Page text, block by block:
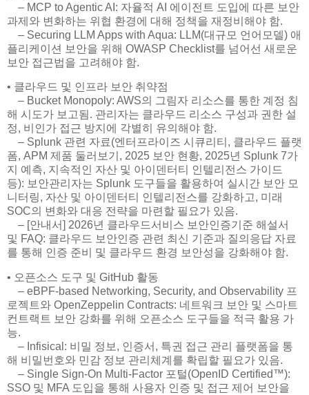
– MCP to Agentic AI: 자율적 AI 에이전트 도입에 따른 보안
과제와 변화하는 위협 환경에 대해 정책을 재정비해야 함.
– Securing LLM Apps with Aqua: LLM(대규모 언어모델) 애
플리케이션 보안을 위해 OWASP Checklist를 넘어선 새로운
보안 접근법을 고려해야 함.
• 클라우드 및 인프라 보안 취약점
– Bucket Monopoly: AWS의 그림자 리소스를 통한 계정 침
해 시도가 보고됨. 관리자는 클라우드 리소스 구성과 권한 설
정, 비인가 접근 방지에 각별히 유의해야 함.
– Splunk 관련 자료(엔터프라이즈 시큐리티, 클라우드 플랫
폼, APM 제품 둘러보기, 2025 보안 현황, 2025년 Splunk 7가
지 예측, 지속적인 자산 및 아이덴터티 인텔리전스 가이드
등): 보안관리자는 Splunk 도구들을 활용하여 실시간 보안 모
니터링, 자산 및 아이덴터티 인텔리전스를 강화하고, 미래
SOC의 변화와 대응 전략을 마련할 필요가 있음.
– [안내서] 2026년 클라우드서비스 보안인증기준 해설서
및 FAQ: 클라우드 보안인증 관련 최신 기준과 질의응답 자료
를 통해 인증 준비 및 클라우드 환경 보안성을 강화해야 함.
• 오픈소스 도구 및 GitHub 활동
– eBPF-based Networking, Security, and Observability 프
로젝트와 OpenZeppelin Contracts: 네트워크 보안 및 스마트
컨트랙트 보안 강화를 위해 오픈소스 도구들을 적극 활용 가
능.
– Infisical: 비밀 정보, 인증서, 특권 접근 관리 플랫폼을 통
해 비밀번호와 민감 정보 관리체계를 확립할 필요가 있음.
– Single Sign-On Multi-Factor 포털(OpenID Certified™):
SSO 및 MFA 도입을 통해 사용자 인증 및 접근 제어 보안을